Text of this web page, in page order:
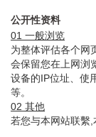
公开性资料
01 一般浏览
为整体评估各个网
会保留您在上网浏
设备的IP位址、使
等。
02 其他
若您与本网站联繫,